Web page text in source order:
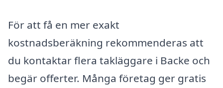
För att få en mer exakt
kostnadsberäkning rekommenderas att
du kontaktar flera takläggare i Backe och
begär offerter. Många företag ger gratis